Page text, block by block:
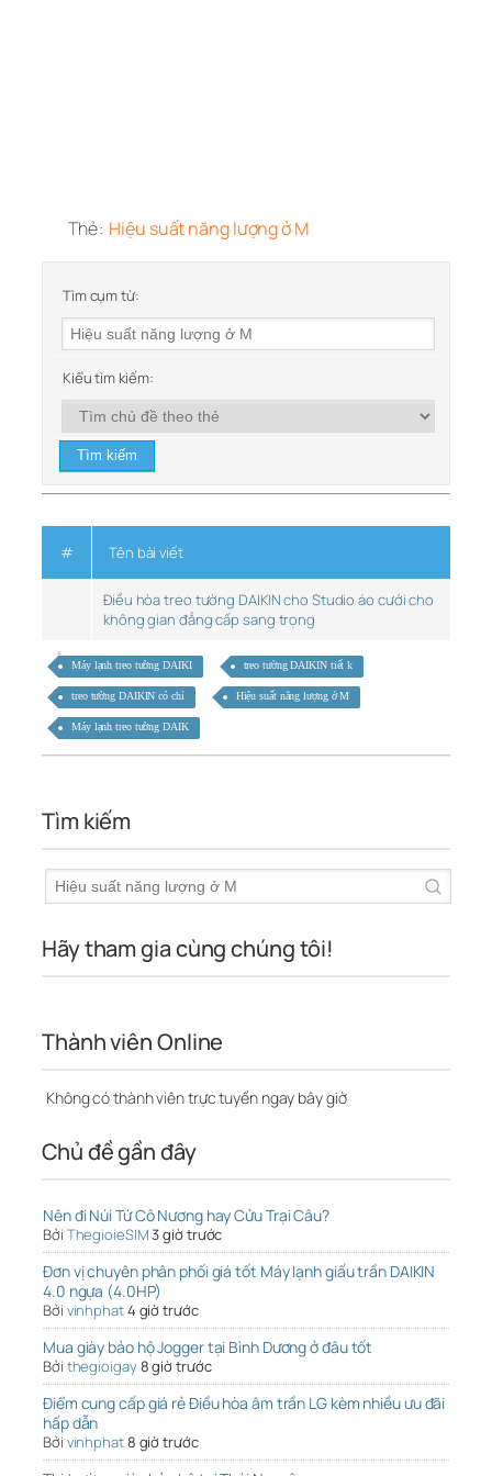
Thẻ: Hiệu suất năng lượng ở M
Tìm cụm từ:
Kiểu tìm kiếm:
# Tên bài viết
Điều hòa treo tường DAIKIN cho Studio áo cưới cho
không gian đẳng cấp sang trọng
Máy lạnh treo tường DAIKI treo tường DAIKIN tiết k
treo tường DAIKIN có chỉ Hiệu suất năng lượng ở M
Máy lạnh treo tường DAIK
Tìm kiếm
Hãy tham gia cùng chúng tôi!
Thành viên Online
Không có thành viên trực tuyến ngay bây giờ
Chủ đề gần đây
Nên đi Núi Tứ Cô Nương hay Cửu Trại Câu?
Bởi ThegioieSIM3 giờ trước
Đơn vị chuyên phân phối giá tốt Máy lạnh giấu trần DAIKIN
4.0 ngựa (4.0HP)
Bởi vinhphat4 giờ trước
Mua giày bảo hộ Jogger tại Bình Dương ở đâu tốt
Bởi thegioigay8 giờ trước
Điểm cung cấp giá rẻ Điều hòa âm trần LG kèm nhiều ưu đãi
hấp dẫn
Bởi vinhphat8 giờ trước